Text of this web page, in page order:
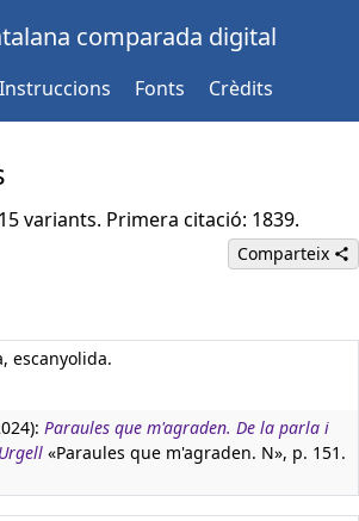
comparada digital
Instruccions Fonts Crèdits
variants. Primera citació: 1839.
Comparteix
escanyolida.
Paraules que m'agraden. De la parla i
«Paraules que m'agraden. N», p. 151.